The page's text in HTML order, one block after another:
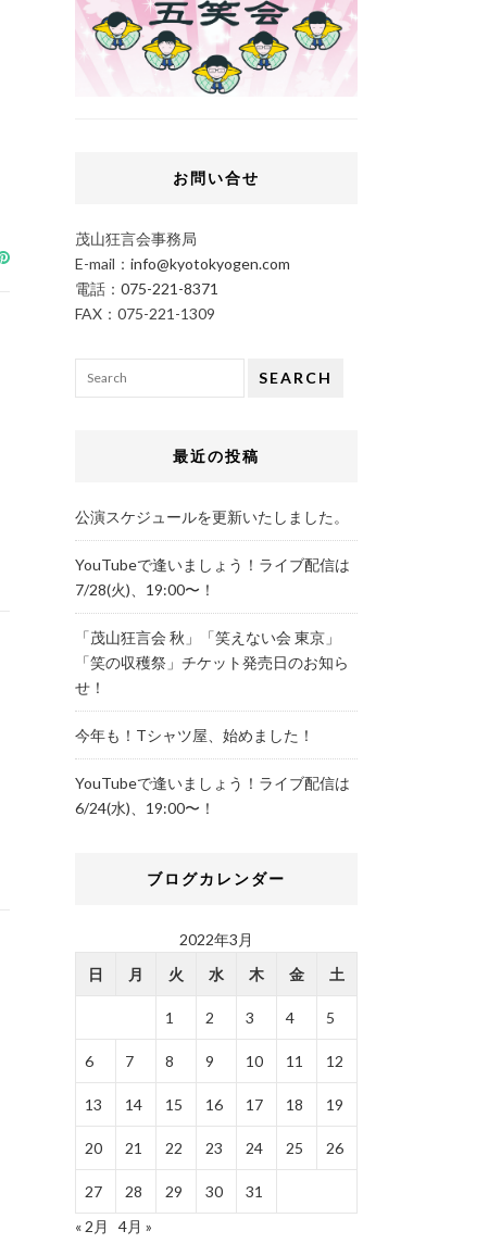
お問い合せ
茂山狂言会事務局
E-mail： info@kyotokyogen.com
電話： 075-221-8371
FAX：075-221-1309
SEARCH
最近の投稿
公演スケジュールを更新いたしました。
YouTubeで逢いましょう！ライブ配信は
7/28(火)、19:00〜！
「茂山狂言会 秋」「笑えない会 東京」
「笑の収穫祭」チケット発売日のお知ら
せ！
今年も！Tシャツ屋、始めました！
YouTubeで逢いましょう！ライブ配信は
6/24(水)、19:00〜！
ブログカレンダー
2022年3月
日
月 火 水 木 金 土
1 2 3 4 5
6 7 8 9 10 11 12
13 14 15 16 17 18 19
20 21 22 23 24 25 26
27 28 29 30
31
« 2月
4月 »